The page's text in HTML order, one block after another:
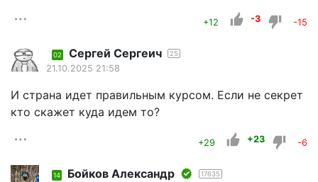
+12 -3 -15
02 Сергей Сергеич 25
21.10.2025 21:58
И страна идет правильным курсом. Если не секрет
кто скажет куда идем то?
+29 +23 -6
14 Бойков Александр 17635